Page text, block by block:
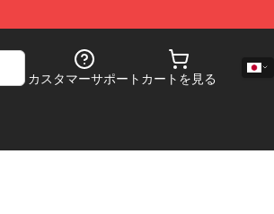
カスタマーサポート カートを見る